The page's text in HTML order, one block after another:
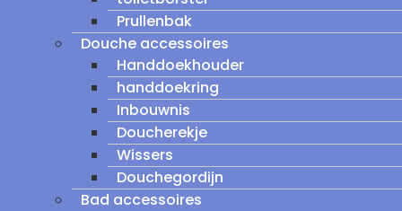
Prullenbak
Douche accessoires
Handdoekhouder
handdoekring
Inbouwnis
Doucherekje
Wissers
Douchegordijn
Bad accessoires